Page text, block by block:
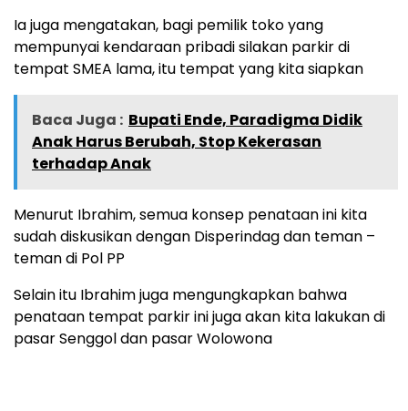
Ia juga mengatakan, bagi pemilik toko yang
mempunyai kendaraan pribadi silakan parkir di
tempat SMEA lama, itu tempat yang kita siapkan
Baca Juga : Bupati Ende, Paradigma Didik
Anak Harus Berubah, Stop Kekerasan
terhadap Anak
Menurut Ibrahim, semua konsep penataan ini kita
sudah diskusikan dengan Disperindag dan teman –
teman di Pol PP
Selain itu Ibrahim juga mengungkapkan bahwa
penataan tempat parkir ini juga akan kita lakukan di
pasar Senggol dan pasar Wolowona